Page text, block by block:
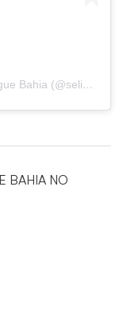
Uma publicação compartilhada por Se Ligue Bahia (@seliguebahia)
BAHIA NO